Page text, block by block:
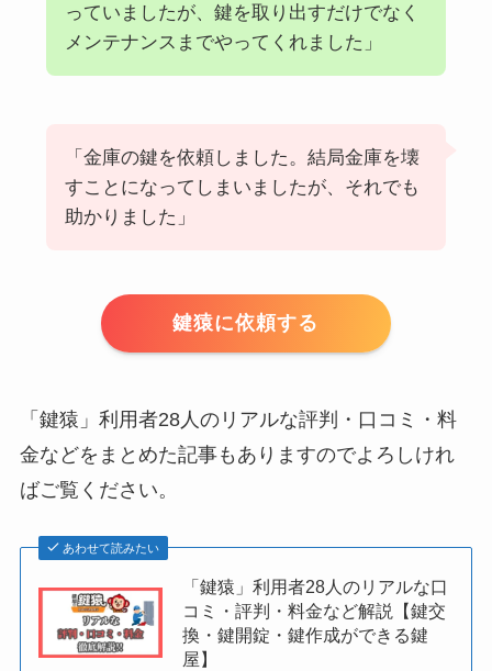
っていましたが、鍵を取り出すだけでなく
メンテナンスまでやってくれました」
「金庫の鍵を依頼しました。結局金庫を壊
すことになってしまいましたが、それでも
助かりました」
鍵猿に依頼する
「鍵猿」利用者28人のリアルな評判・口コミ・料
金などをまとめた記事もありますのでよろしけれ
ばご覧ください。
あわせて読みたい
「鍵猿」利用者28人のリアルな口
コミ・評判・料金など解説【鍵交
換・鍵開錠・鍵作成ができる鍵
屋】